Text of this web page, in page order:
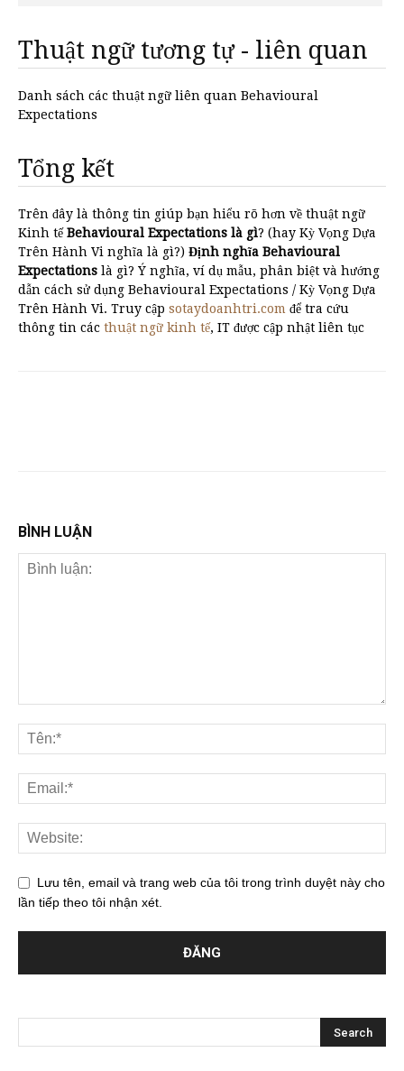
Thuật ngữ tương tự - liên quan
Danh sách các thuật ngữ liên quan Behavioural
Expectations
Tổng kết
Trên đây là thông tin giúp bạn hiểu rõ hơn về thuật ngữ
Kinh tếBehavioural Expectations là gì? (hay Kỳ Vọng Dựa
Trên Hành Vi nghĩa là gì?) Định nghĩa Behavioural
Expectations là gì? Ý nghĩa, ví dụ mẫu, phân biệt và hướng
dẫn cách sử dụng Behavioural Expectations / Kỳ Vọng Dựa
Trên Hành Vi. Truy cập sotaydoanhtri.com để tra cứu
thông tin các thuật ngữ kinh tế, IT được cập nhật liên tục
BÌNH LUẬN
Lưu tên, email và trang web của tôi trong trình duyệt này cho
lần tiếp theo tôi nhận xét.